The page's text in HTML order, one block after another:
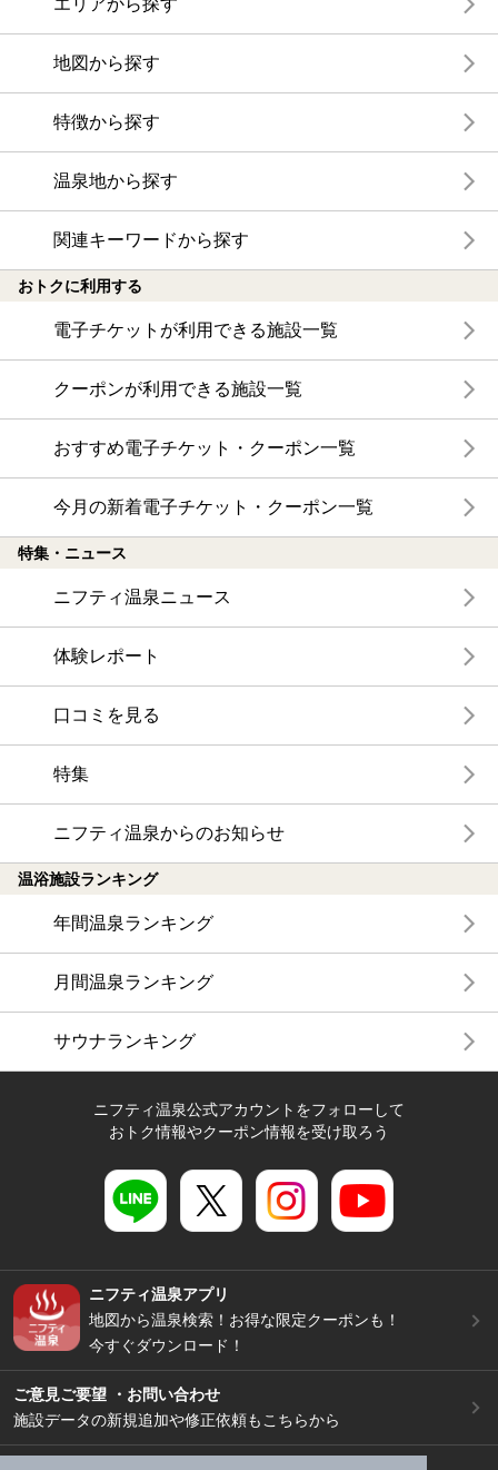
エリアから探す
地図から探す
特徴から探す
温泉地から探す
関連キーワードから探す
おトクに利用する
電子チケットが利用できる施設一覧
クーポンが利用できる施設一覧
おすすめ電子チケット・クーポン一覧
今月の新着電子チケット・クーポン一覧
特集・ニュース
ニフティ温泉ニュース
体験レポート
口コミを見る
特集
ニフティ温泉からのお知らせ
温浴施設ランキング
年間温泉ランキング
月間温泉ランキング
サウナランキング
ニフティ温泉公式アカウントをフォローして
おトク情報やクーポン情報を受け取ろう
ニフティ温泉アプリ
地図から温泉検索！お得な限定クーポンも！
今すぐダウンロード！
ご意見ご要望 ・お問い合わせ
施設データの新規追加や修正依頼もこちらから